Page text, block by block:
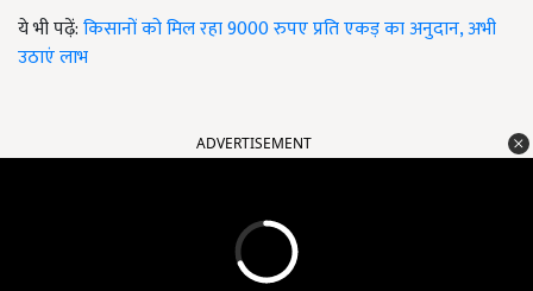
ये भी पढ़ें:किसानों को मिल रहा 9000 रुपए प्रति एकड़ का अनुदान, अभी
उठाएं लाभ
ADVERTISEMENT